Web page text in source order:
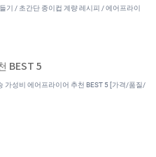
기 / 초간단 종이컵 계량 레시피 / 에어프라이
BEST 5
가성비 에어프라이어 추천 BEST 5 [가격/품질/